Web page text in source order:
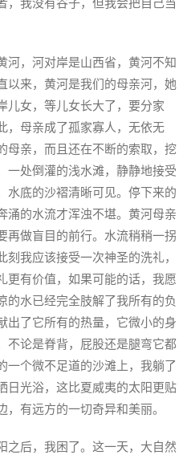
河，河对岸是山西省，黄河不知
以来，黄河是我们的母亲河，她
儿女，等儿女长大了，要分家
，母亲成了孤家寡人，无依无
母亲，而且还在不断的索取，挖
一处倒灌的浅水滩，静静地接受
水底的沙褶清晰可见。停下来的
涌的水流才浑浊不堪。黄河母亲
再做盲目的前行。水流稍稍一拐
我应该接受一次神圣的洗礼，
更有价值，如果可能的话，我愿
的水已经完全肢解了我所有的负
出了它所有的热量，它微小的身
不论是脊背，屁股还是腿弯它都
一个微不足道的沙滩上，我躺了
日光浴，这比夏威夷的太阳更贴
有远方的一切奇异和美丽。
之后，我困了。这一天，大自然